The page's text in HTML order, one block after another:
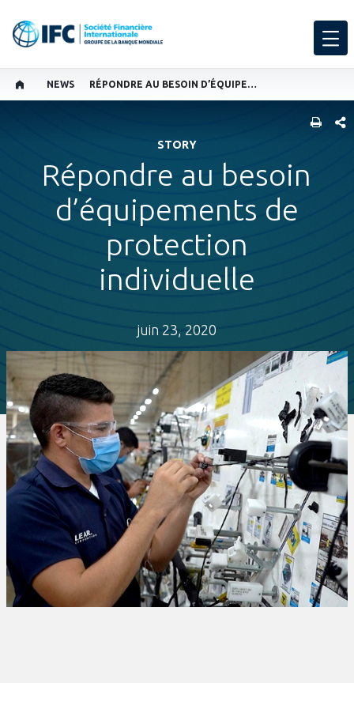
NEWS
STORY
Répondre au besoin
d’équipements de
protection
individuelle
juin 23, 2020